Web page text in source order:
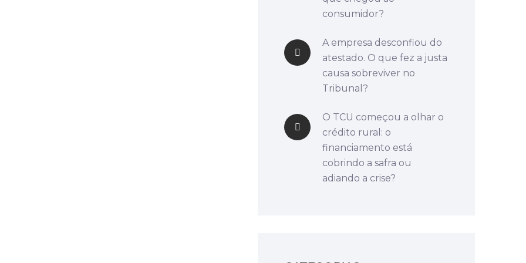
consumidor?
A empresa desconfiou do
atestado. O que fez a justa
causa sobreviver no
Tribunal?
O TCU começou a olhar o
crédito rural: o
financiamento está
cobrindo a safra ou
adiando a crise?